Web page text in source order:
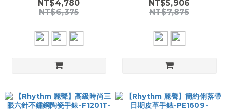
NT$4,780
NT$6,375
NT$5,906
NT$7,875